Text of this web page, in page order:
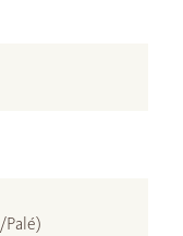
Palé)